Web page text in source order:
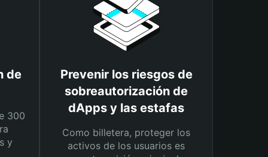
de
300
y
Prevenir los riesgos de
sobreautorización de
dApps y las estafas
Como billetera, proteger los
activos de los usuarios es